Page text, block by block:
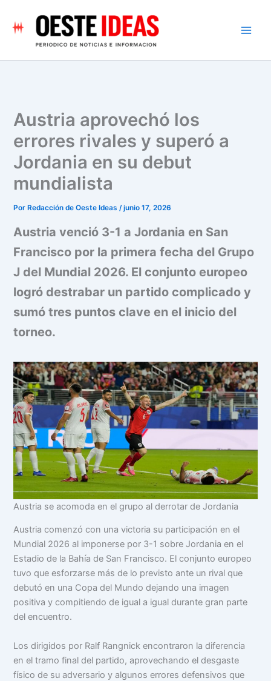
contenido
Austria aprovechó los
errores rivales y superó a
Jordania en su debut
mundialista
Por Redacción de Oeste Ideas/junio 17, 2026
Austria venció 3-1 a Jordania en San
Francisco por la primera fecha del Grupo
J del Mundial 2026. El conjunto europeo
logró destrabar un partido complicado y
sumó tres puntos clave en el inicio del
torneo.
Austria se acomoda en el grupo al derrotar de Jordania
Austria comenzó con una victoria su participación en el
Mundial 2026 al imponerse por 3-1 sobre Jordania en el
Estadio de la Bahía de San Francisco. El conjunto europeo
tuvo que esforzarse más de lo previsto ante un rival que
debutó en una Copa del Mundo dejando una imagen
positiva y compitiendo de igual a igual durante gran parte
del encuentro.
Los dirigidos por Ralf Rangnick encontraron la diferencia
en el tramo final del partido, aprovechando el desgaste
físico de su adversario y algunos errores defensivos que